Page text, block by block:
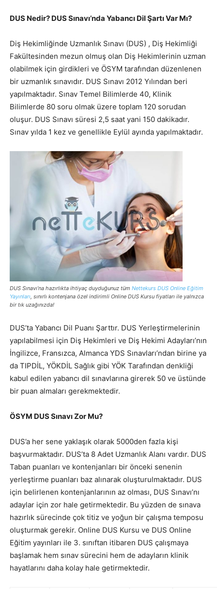
DUS Nedir? DUS Sınavı’nda Yabancı Dil Şartı Var Mı?
Diş Hekimliğinde Uzmanlık Sınavı (DUS) , Diş Hekimliği
Fakültesinden mezun olmuş olan Diş Hekimlerinin uzman
olabilmek için girdikleri ve ÖSYM tarafından düzenlenen
bir uzmanlık sınavıdır. DUS Sınavı 2012 Yılından beri
yapılmaktadır. Sınav Temel Bilimlerde 40, Klinik
Bilimlerde 80 soru olmak üzere toplam 120 sorudan
oluşur. DUS Sınavı süresi 2,5 saat yani 150 dakikadır.
Sınav yılda 1 kez ve genellikle Eylül ayında yapılmaktadır.
DUS Sınavı’na hazırlıkta ihtiyaç duyduğunuz tüm Nettekurs DUS Online Eğitim
Yayınları , sınırlı kontenjana özel indirimli Online DUS Kursu fiyatları ile yalnızca
bir tık uzağınızda!
DUS’ta Yabancı Dil Puanı Şarttır. DUS Yerleştirmelerinin
yapılabilmesi için Diş Hekimleri ve Diş Hekimi Adayları’nın
İngilizce, Fransızca, Almanca YDS Sınavları’ndan birine ya
da TIPDİL, YÖKDİL Sağlık gibi YÖK Tarafından denkliği
kabul edilen yabancı dil sınavlarına girerek 50 ve üstünde
bir puan almaları gerekmektedir.
ÖSYM DUS Sınavı Zor Mu?
DUS’a her sene yaklaşık olarak 5000den fazla kişi
başvurmaktadır. DUS’ta 8 Adet Uzmanlık Alanı vardır. DUS
Taban puanları ve kontenjanları bir önceki senenin
yerleştirme puanları baz alınarak oluşturulmaktadır. DUS
için belirlenen kontenjanlarının az olması, DUS Sınavı’nı
adaylar için zor hale getirmektedir. Bu yüzden de sınava
hazırlık sürecinde çok titiz ve yoğun bir çalışma temposu
oluşturmak gerekir. Online DUS Kursu ve DUS Online
Eğitim yayınları ile 3. sınıftan itibaren DUS çalışmaya
başlamak hem sınav sürecini hem de adayların klinik
hayatlarını daha kolay hale getirmektedir.